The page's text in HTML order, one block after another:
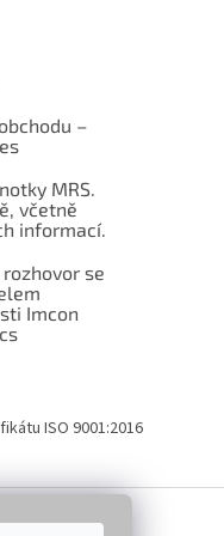
–
MRS.
včetně
informací.
se
Imcon
ISO 9001:2016